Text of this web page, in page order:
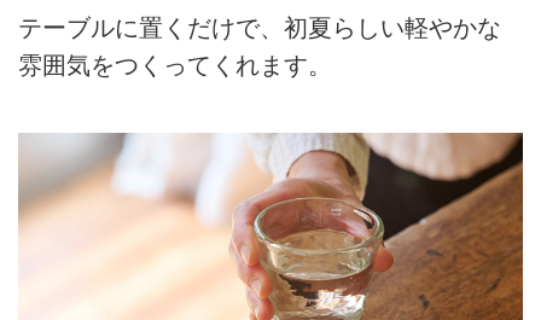
テーブルに置くだけで、初夏らしい軽やかな
雰囲気をつくってくれます。